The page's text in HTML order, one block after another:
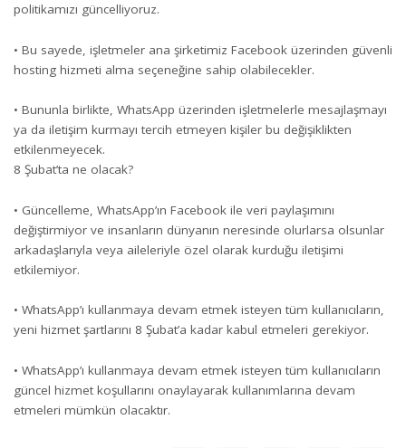
politikamızı güncelliyoruz.
• Bu sayede, işletmeler ana şirketimiz Facebook üzerinden güvenli
hosting hizmeti alma seçeneğine sahip olabilecekler.
• Bununla birlikte, WhatsApp üzerinden işletmelerle mesajlaşmayı
ya da iletişim kurmayı tercih etmeyen kişiler bu değişiklikten
etkilenmeyecek.
8 Şubat’ta ne olacak?
• Güncelleme, WhatsApp’ın Facebook ile veri paylaşımını
değiştirmiyor ve insanların dünyanın neresinde olurlarsa olsunlar
arkadaşlarıyla veya aileleriyle özel olarak kurduğu iletişimi
etkilemiyor.
• WhatsApp’ı kullanmaya devam etmek isteyen tüm kullanıcıların,
yeni hizmet şartlarını 8 Şubat’a kadar kabul etmeleri gerekiyor.
• WhatsApp’ı kullanmaya devam etmek isteyen tüm kullanıcıların
güncel hizmet koşullarını onaylayarak kullanımlarına devam
etmeleri mümkün olacaktır.